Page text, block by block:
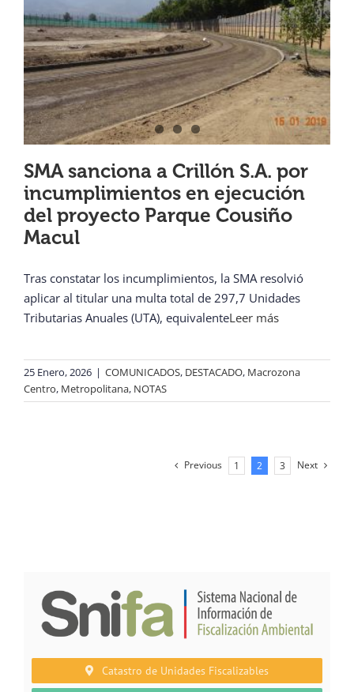
SMA sanciona a Crillón S.A. por
incumplimientos en ejecución
del proyecto Parque Cousiño
Macul
Tras constatar los incumplimientos, la SMA resolvió
aplicar al titular una multa total de 297,7 Unidades
Tributarias Anuales (UTA), equivalenteLeer más
25 Enero, 2026 | COMUNICADOS, DESTACADO, Macrozona
Centro, Metropolitana, NOTAS
Previous 1 2 3 Next
Catastro de Unidades Fiscalizables